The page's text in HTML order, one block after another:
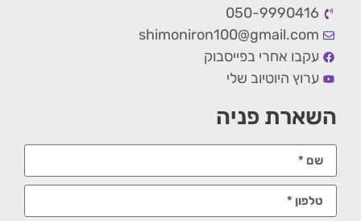
050-9990416
shimoniron100@gmail.com
עקבו אחרי בפייסבוק
ערוץ היוטיוב שלי
השארת פניה